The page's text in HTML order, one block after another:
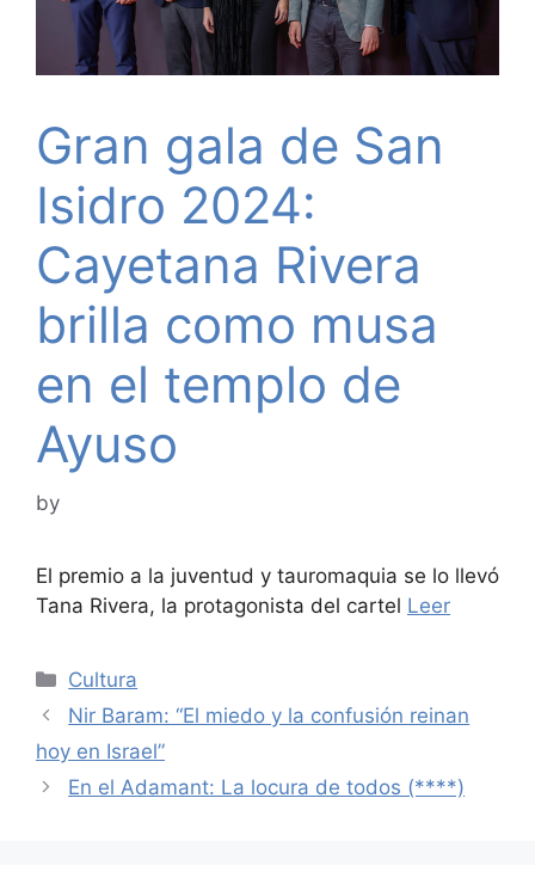
Gran gala de San
Isidro 2024:
Cayetana Rivera
brilla como musa
en el templo de
Ayuso
by
El premio a la juventud y tauromaquia se lo llevó
Tana Rivera, la protagonista del cartel Leer
Categories
Cultura
Nir Baram: “El miedo y la confusión reinan
hoy en Israel”
En el Adamant: La locura de todos (****)